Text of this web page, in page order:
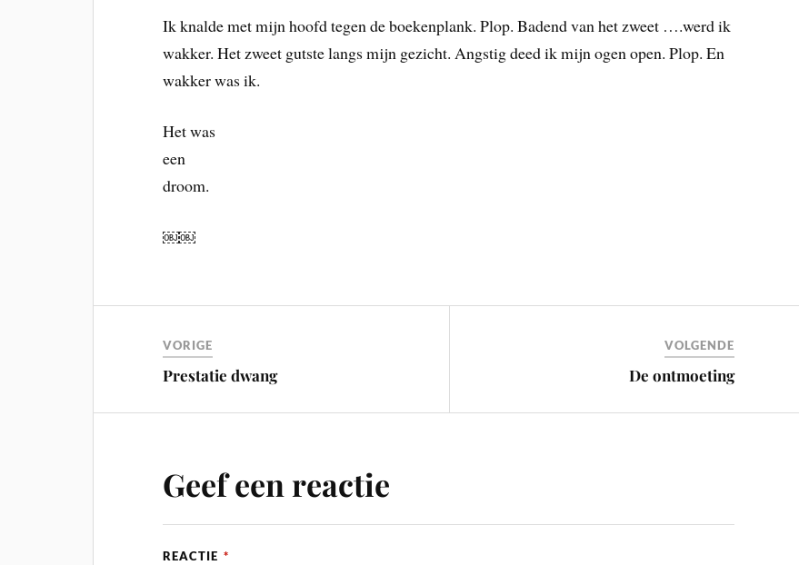
Ik knalde met mijn hoofd tegen de boekenplank. Plop. Badend van het zweet ….werd ik
wakker. Het zweet gutste langs mijn gezicht. Angstig deed ik mijn ogen open. Plop. En
wakker was ik.
Het was
een
droom.
￼￼
VORIGE
Prestatie dwang
VOLGENDE
De ontmoeting
Geef een reactie
REACTIE *